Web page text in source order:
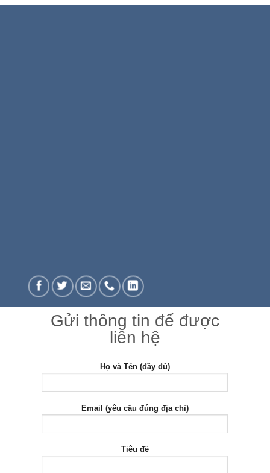
Gửi thông tin để được
liên hệ
Họ và Tên (đầy đủ)
Email (yêu cầu đúng địa chỉ)
Tiêu đề